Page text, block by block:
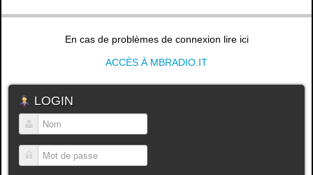
En cas de problèmes de connexion lire ici
ACCÈS À MBRADIO.IT
LOGIN
Nom
Mot de passe